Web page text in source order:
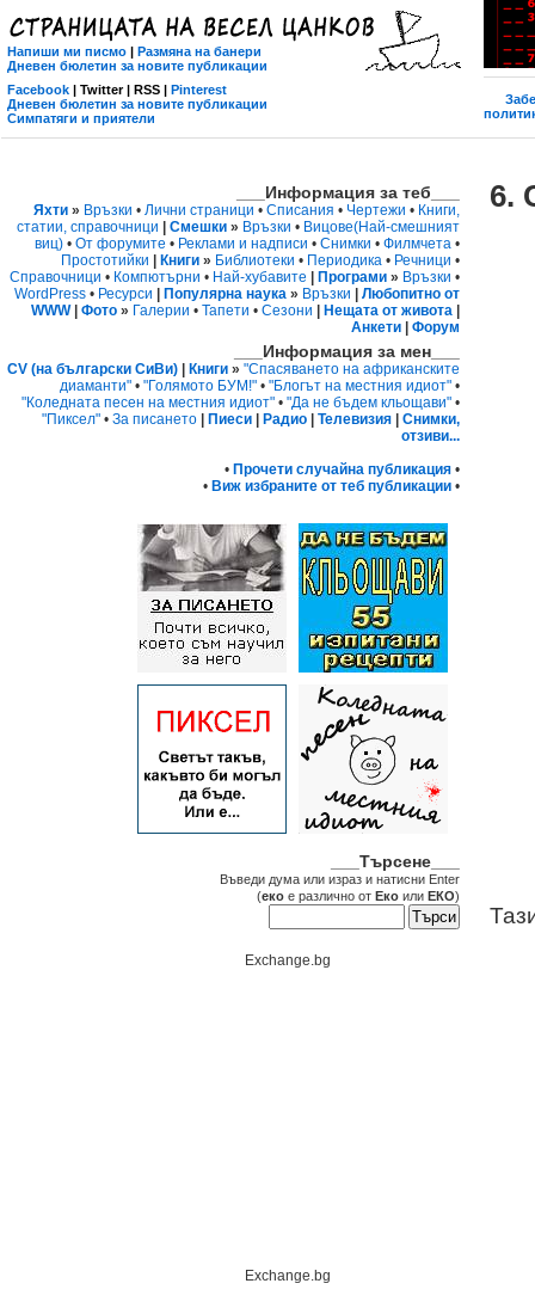
Напиши ми писмо | Размяна на банери
Дневен бюлетин за новите публикации
Facebook | Twitter | RSS | Pinterest
Дневен бюлетин за новите публикации
Симпатяги и приятели
6.
___Информация за теб___
Яхти » Връзки • Лични страници • Списания • Чертежи • Книги,
статии, справочници
Смешки » Връзки • Вицове(Най-смешният
виц) • От форумите • Реклами и надписи • Снимки • Филмчета •
Простотийки
Книги » Библиотеки • Периодика • Речници •
Справочници • Компютърни • Най-хубавите Програми » Връзки •
WordPress • Ресурси Популярна наука » Връзки
Любопитно от
WWW| Фото » Галерии • Тапети • Сезони Нещата от живота
Анкети
Форум
___Информация за мен___
CV (на български СиВи) Книги » "Спасяването на африканските
диаманти" • "Голямото БУМ!" • "Блогът на местния идиот" •
"Коледната песен на местния идиот" • "Да не бъдем кльощави" •
"Пиксел" • За писането Пиеси Радио Телевизия
Снимки,
отзиви...
• Прочети случайна публикация •
• Виж избраните от теб публикации •
___Търсене___
Въведи дума или израз и натисни Enter
(еко е различно от Еко или ЕКО)
Exchange.bg
Exchange.bg